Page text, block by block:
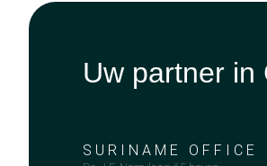
Uw partner in
SURINAME OFFICE